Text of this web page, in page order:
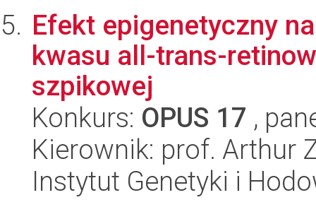
Efekt epigenetyczny
kwasu all-trans-
szpikowej
Konkurs: OPUS 17 ,
Kierownik: prof. Arthur
Instytut Genetyki i